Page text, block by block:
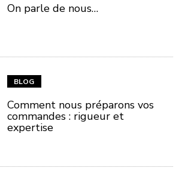
On parle de nous…
BLOG
Comment nous préparons vos
commandes : rigueur et
expertise